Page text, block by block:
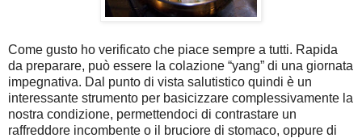
Come gusto ho verificato che piace sempre a tutti. Rapida
da preparare, può essere la colazione “yang” di una giornata
impegnativa. Dal punto di vista salutistico quindi è un
interessante strumento per basicizzare complessivamente la
nostra condizione, permettendoci di contrastare un
raffreddore incombente o il bruciore di stomaco, oppure di